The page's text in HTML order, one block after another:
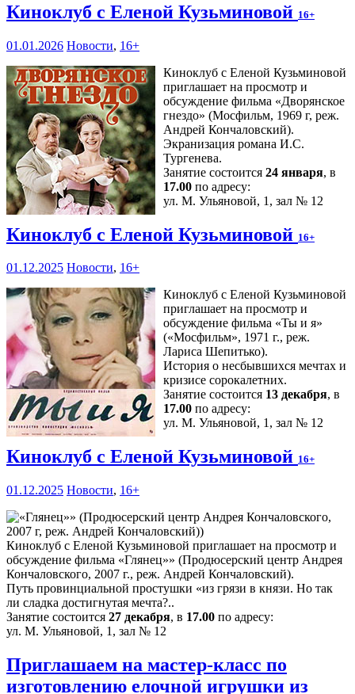
Киноклуб с Еленой Кузьминовой 16+
01.01.2026 Новости, 16+
Киноклуб с Еленой Кузьминовой
приглашает на просмотр и
обсуждение фильма «Дворянское
гнездо» (Мосфильм, 1969 г, реж.
Андрей Кончаловский).
Экранизация романа И.С.
Тургенева.
Занятие состоится 24 января, в
17.00 по адресу:
ул. М. Ульяновой, 1, зал № 12
Киноклуб с Еленой Кузьминовой 16+
01.12.2025 Новости, 16+
Киноклуб с Еленой Кузьминовой
приглашает на просмотр и
обсуждение фильма «Ты и я»
(«Мосфильм», 1971 г., реж.
Лариса Шепитько).
История о несбывшихся мечтах и
кризисе сорокалетних.
Занятие состоится 13 декабря, в
17.00 по адресу:
ул. М. Ульяновой, 1, зал № 12
Киноклуб с Еленой Кузьминовой 16+
01.12.2025 Новости, 16+
Киноклуб с Еленой Кузьминовой приглашает на просмотр и
обсуждение фильма «Глянец»» (Продюсерский центр Андрея
Кончаловского, 2007 г., реж. Андрей Кончаловский).
Путь провинциальной простушки «из грязи в князи. Но так
ли сладка достигнутая мечта?..
Занятие состоится 27 декабря, в 17.00 по адресу:
ул. М. Ульяновой, 1, зал № 12
Приглашаем на мастер-класс по
изготовлению елочной игрушки из